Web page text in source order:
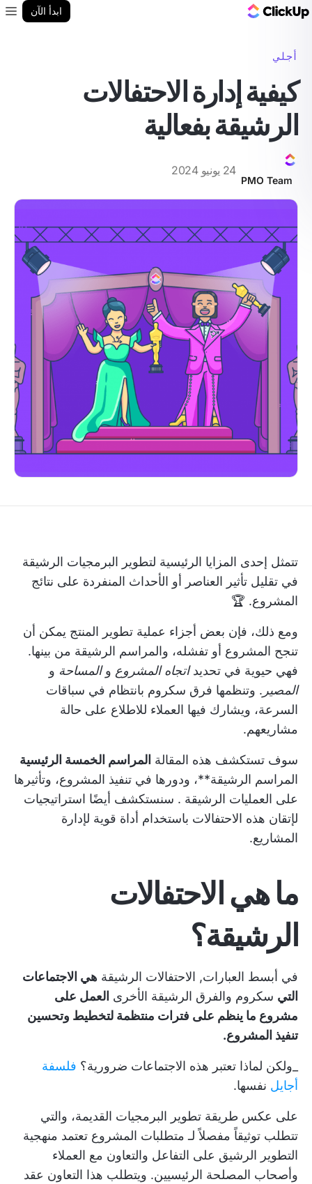
ابدأ الآن
أجلي
كيفية إدارة الاحتفالات
الرشيقة بفعالية
PMO Team
24 يونيو 2024
تتمثل إحدى المزايا الرئيسية لتطوير البرمجيات الرشيقة
في تقليل تأثير العناصر أو الأحداث المنفردة على نتائج
المشروع. 🏆
ومع ذلك، فإن بعض أجزاء عملية تطوير المنتج يمكن أن
تنجح المشروع أو تفشله، والمراسم الرشيقة من بينها.
فهي حيوية في تحديداتجاه المشروع والمساحة و
المصير . وتنظمها فرق سكروم بانتظام في سباقات
السرعة، ويشارك فيها العملاء للاطلاع على حالة
مشاريعهم.
سوف تستكشف هذه المقالة المراسم الخمسة الرئيسية
المراسم الرشيقة**، ودورها في تنفيذ المشروع، وتأثيرها
على العمليات الرشيقة . سنستكشف أيضًا استراتيجيات
لإتقان هذه الاحتفالات باستخدام أداة قوية لإدارة
المشاريع.
ما هي الاحتفالات
الرشيقة؟
في أبسط العبارات, الاحتفالات الرشيقة هي الاجتماعات
التي سكروم والفرق الرشيقة الأخرى العمل على
مشروع ما ينظم على فترات منتظمة لتخطيط وتحسين
تنفيذ المشروع.
_ولكن لماذا تعتبر هذه الاجتماعات ضرورية؟ فلسفة
أجايل نفسها.
على عكس طريقة تطوير البرمجيات القديمة، والتي
تتطلب توثيقاً مفصلاً لـ متطلبات المشروع تعتمد منهجية
التطوير الرشيق على التفاعل والتعاون مع العملاء
وأصحاب المصلحة الرئيسيين. ويتطلب هذا التعاون عقد